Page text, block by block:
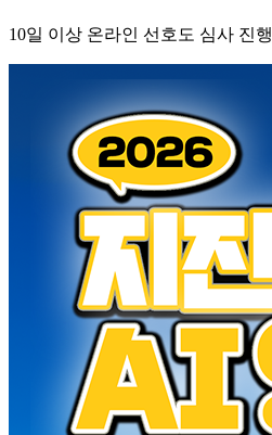
10일 이상 온라인 선호도 심사 진행